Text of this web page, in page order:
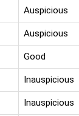
Auspicious
Auspicious
Good
Inauspicious
Inauspicious